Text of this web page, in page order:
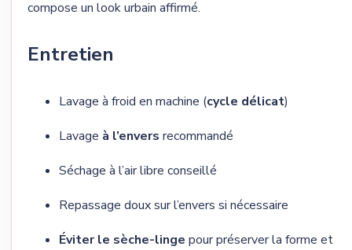
compose un look urbain affirmé.
Entretien
Lavage à froid en machine (cycle délicat)
Lavage à l’envers recommandé
Séchage à l’air libre conseillé
Repassage doux sur l’envers si nécessaire
Éviter le sèche-linge pour préserver la forme et